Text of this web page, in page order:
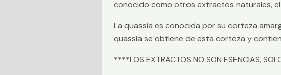
conocido como otros extractos naturales,
La quassia es conocida por su corteza
quassia se obtiene de esta corteza y
****LOS EXTRACTOS NO SON ESENCIAS,